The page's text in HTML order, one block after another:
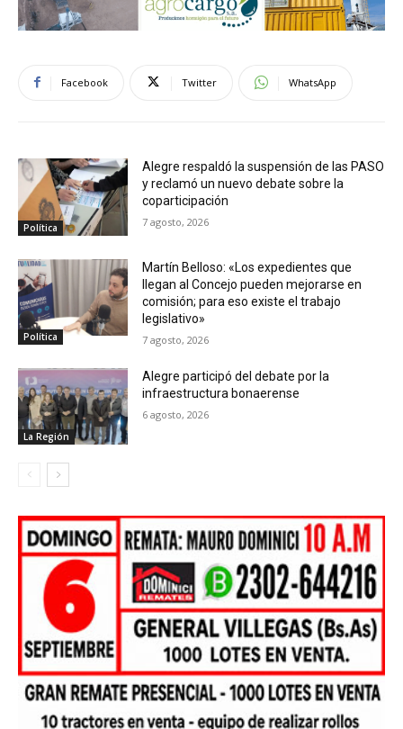
Facebook Twitter WhatsApp
Política
Alegre respaldó la suspensión de las PASO
y reclamó un nuevo debate sobre la
coparticipación
7 agosto, 2026
Política
Martín Belloso: «Los expedientes que
llegan al Concejo pueden mejorarse en
comisión; para eso existe el trabajo
legislativo»
7 agosto, 2026
La Región
Alegre participó del debate por la
infraestructura bonaerense
6 agosto, 2026